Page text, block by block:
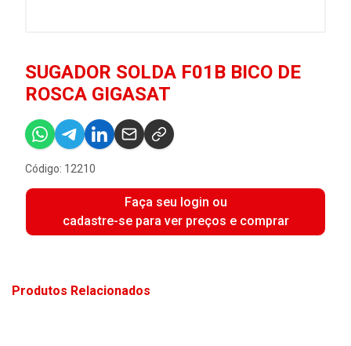
SUGADOR SOLDA F01B BICO DE
ROSCA GIGASAT
Código: 12210
Faça seu login ou
cadastre-se para ver preços e comprar
Produtos Relacionados